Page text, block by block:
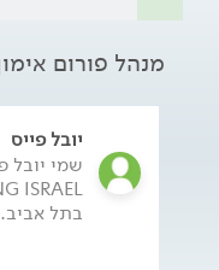
מנהל פורום
יובל פייס
בתל